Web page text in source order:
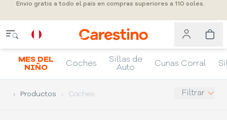
Envío gratis a todo el país en compras superiores a 110 soles.
MES DEL
NIÑO
Coches
Sillas de
Auto
Cunas Corral
Productos Coches Filtrar